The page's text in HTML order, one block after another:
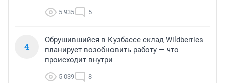
— подробности
5 935 5